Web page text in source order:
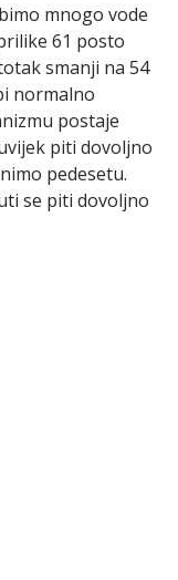
mnogo vode
61 posto
smanji na 54
normalno
postaje
piti dovoljno
pedesetu.
se piti dovoljno